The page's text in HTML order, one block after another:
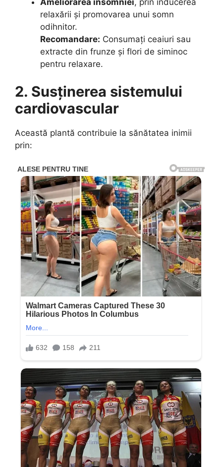
Ameliorarea insomniei, prin inducerea
relaxării și promovarea unui somn
odihnitor.
Recomandare: Consumați ceaiuri sau
extracte din frunze și flori de siminoc
pentru relaxare.
2. Susținerea sistemului
cardiovascular
Această plantă contribuie la sănătatea inimii
prin: